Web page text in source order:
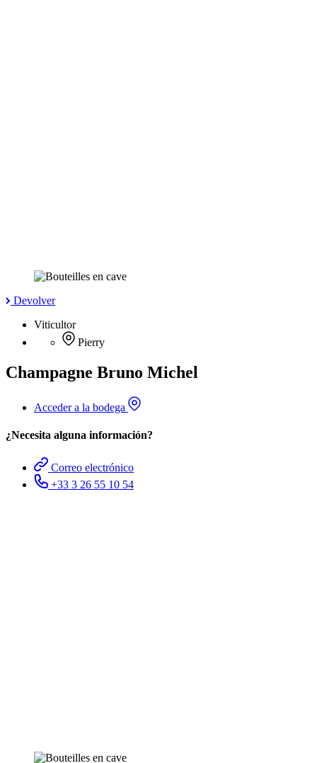
Devolver
Viticultor
Pierry
Champagne Bruno Michel
Acceder a la bodega
¿Necesita alguna información?
Correo electrónico
+33 3 26 55 10 54